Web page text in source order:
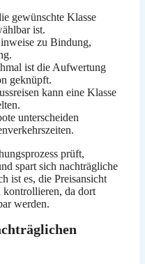
gewünschte Klasse
ist.
zu Bindung,
ist die Aufwertung
geknüpft.
kann eine Klasse
unterscheiden
prüft,
spart sich nachträgliche
ist es, die Preisansicht
kontrollieren, da dort
werden.